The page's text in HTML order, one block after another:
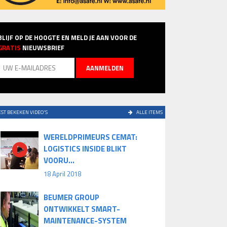
OP DE HOOGTE EN MELD JE AAN VOOR DE
NIEUWSBRIEF
BEKEKEN VIDEO'S ALLE ITEMS
WERELDPRIMEURS CEMAT:
LOGISTICS INSIDE BLIKT
VOORU...
18 April 2018
BEUMER GROUP
ONTWIKKELT SMART-
MAINTENANCE-SYSTEM